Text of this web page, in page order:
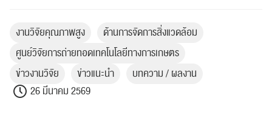
งานวิจัยคุณภาพสูง
ด้านการจัดการสิ่งแวดล้อม
ศูนย์วิจัยการถ่ายทอดเทคโนโลยีทางการเกษตร
ข่าวงานวิจัย
ข่าวแนะนำ
บทความ / ผลงาน
26 มีนาคม 2569